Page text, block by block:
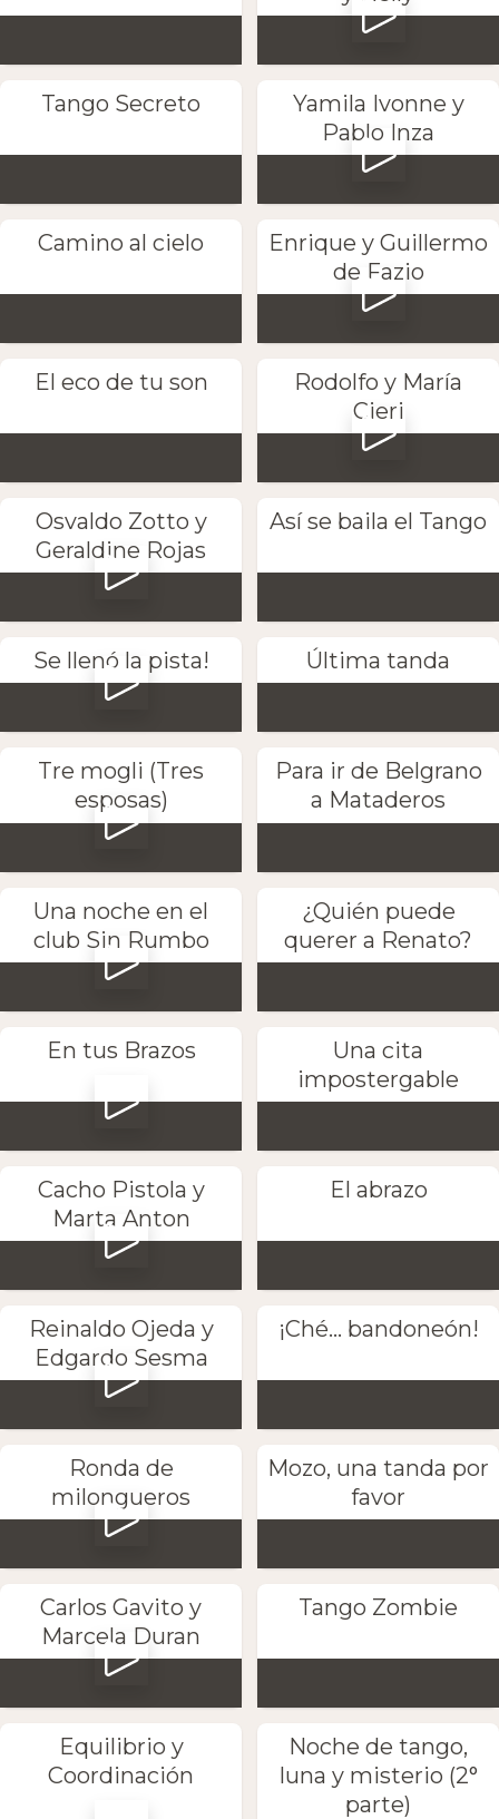
Tango Secreto
Yamila Ivonne y
Pablo Inza
Camino al cielo
Enrique y Guillermo
de Fazio
El eco de tu son
Rodolfo y María
Cieri
Osvaldo Zotto y
Geraldine Rojas
Así se baila el Tango
Se llenó la pista! Última tanda
Tre mogli (Tres
esposas)
Para ir de Belgrano
a Mataderos
Una noche en el
club Sin Rumbo
¿Quién puede
querer a Renato?
En tus Brazos
Una cita
impostergable
Cacho Pistola y
Marta Anton
El abrazo
Reinaldo Ojeda y
Edgardo Sesma
¡Ché... bandoneón!
Ronda de
milongueros
Mozo, una tanda por
favor
Carlos Gavito y
Marcela Duran
Tango Zombie
Equilibrio y
Coordinación
Noche de tango,
luna y misterio (2°
parte)